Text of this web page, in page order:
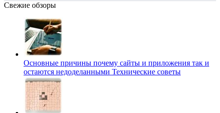
Свежие обзоры
Основные причины почему сайты и приложения так и
остаются недоделанными Технические советы